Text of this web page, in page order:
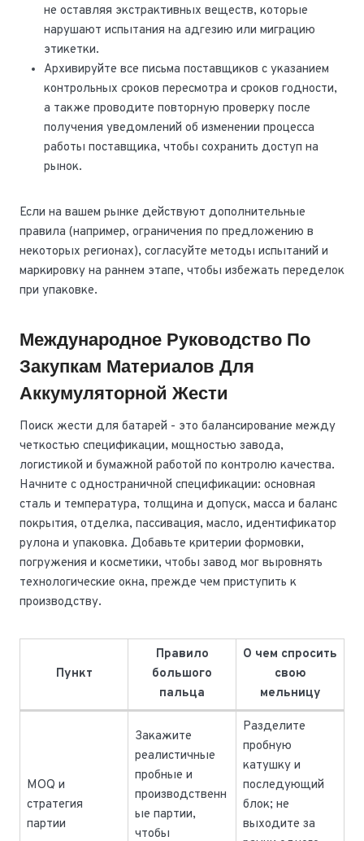
не оставляя экстрактивных веществ, которые
нарушают испытания на адгезию или миграцию
этикетки.
Архивируйте все письма поставщиков с указанием
контрольных сроков пересмотра и сроков годности,
а также проводите повторную проверку после
получения уведомлений об изменении процесса
работы поставщика, чтобы сохранить доступ на
рынок.
Если на вашем рынке действуют дополнительные
правила (например, ограничения по предложению в
некоторых регионах), согласуйте методы испытаний и
маркировку на раннем этапе, чтобы избежать переделок
при упаковке.
Международное Руководство По
Закупкам Материалов Для
Аккумуляторной Жести
Поиск жести для батарей - это балансирование между
четкостью спецификации, мощностью завода,
логистикой и бумажной работой по контролю качества.
Начните с одностраничной спецификации: основная
сталь и температура, толщина и допуск, масса и баланс
покрытия, отделка, пассивация, масло, идентификатор
рулона и упаковка. Добавьте критерии формовки,
погружения и косметики, чтобы завод мог выровнять
технологические окна, прежде чем приступить к
производству.
Пункт
Правило
большого
пальца
О чем спросить
свою
мельницу
MOQ и
стратегия
партии
Закажите
реалистичные
пробные и
производственн
ые партии,
чтобы
Разделите
пробную
катушку и
последующий
блок; не
выходите за